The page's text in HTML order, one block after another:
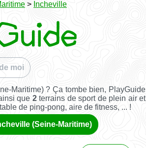
> Incheville
moi
Maritime) ? Ça tombe bien, PlayGuide
que 2terrains de sport de plein air et
de ping-pong, aire de fitness, ... !
(Seine-Maritime)